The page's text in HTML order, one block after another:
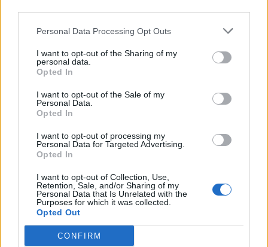
Personal Data Processing Opt Outs
I want to opt-out of the Sharing of my
personal data.
Opted In
I want to opt-out of the Sale of my
Personal Data.
Opted In
I want to opt-out of processing my
Personal Data for Targeted Advertising.
Opted In
I want to opt-out of Collection, Use,
Retention, Sale, and/or Sharing of my
Personal Data that Is Unrelated with the
Purposes for which it was collected.
Opted Out
CONFIRM
Αποδέχομαι τους
και την πολιτική απορρήτου
X